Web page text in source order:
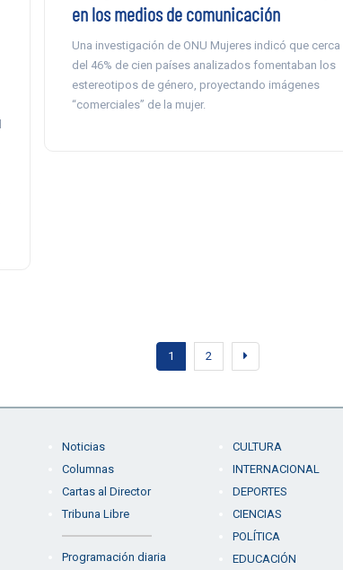
en los medios de comunicación
Una investigación de ONU Mujeres indicó que cerca
del 46% de cien países analizados fomentaban los
estereotipos de género, proyectando imágenes
“comerciales” de la mujer.
1 2
Noticias
Columnas
Cartas al Director
Tribuna Libre
Programación diaria
CULTURA
INTERNACIONAL
DEPORTES
CIENCIAS
POLÍTICA
EDUCACIÓN